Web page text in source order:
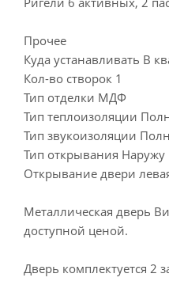
Прочее
Куда устанавливать В
Кол-во створок 1
Тип отделки МДФ
Тип теплоизоляции
Тип звукоизоляции
Тип открывания Наружу
Открывание двери
Металлическая дверь
доступной ценой.
Дверь комплектуется 2